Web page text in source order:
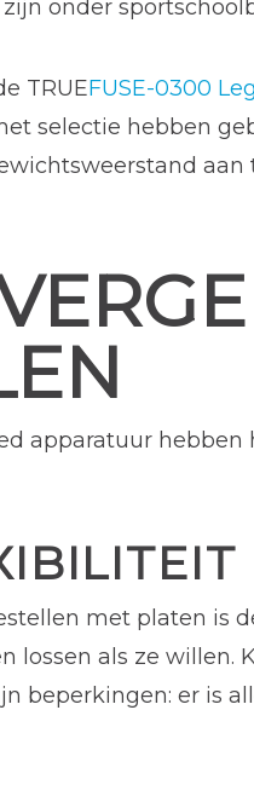
onder
TRUEFUSE-0300
selectie hebben
apparatuur
met platen is
lossen als ze
beperkingen: er is